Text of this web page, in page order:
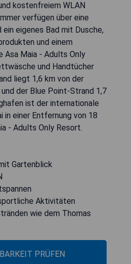
kostenfreiem WLAN
verfügen über eine
eigenes Bad mit Dusche,
und einem
Asa Maia - Adults Only
und Handtücher
liegt 1,6 km von der
der Blue Point-Strand 1,7
ist der internationale
in einer Entfernung von 18
- Adults Only Resort.
Gartenblick
Aktivitäten
wie dem Thomas
PRÜFEN